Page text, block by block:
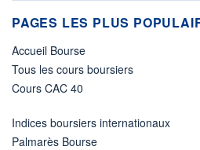
PAGES LES PLUS
Accueil Bourse
Tous les cours boursiers
Cours CAC 40
Indices boursiers internationaux
Palmarès Bourse